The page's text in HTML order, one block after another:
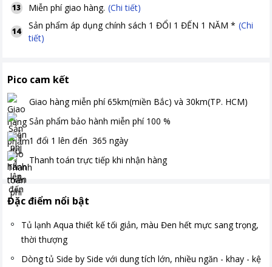
13 Miễn phí giao hàng. (Chi tiết)
14
Sản phẩm áp dụng chính sách 1 ĐỔI 1 ĐẾN 1 NĂM * (Chi
tiết)
Pico cam kết
Giao hàng miễn phí 65km(miền Bắc) và 30km(TP. HCM)
Sản phẩm bảo hành miễn phí 100 %
1 đổi 1 lên đến 365 ngày
Thanh toán trực tiếp khi nhận hàng
Đặc điểm nổi bật
Tủ lạnh Aqua thiết kế tối giản, màu Đen hết mực sang trọng,
thời thượng
Dòng tủ Side by Side với dung tích lớn, nhiều ngăn - khay - kệ